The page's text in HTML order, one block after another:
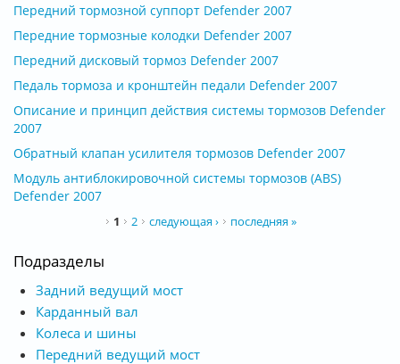
Передний тормозной суппорт Defender 2007
Передние тормозные колодки Defender 2007
Передний дисковый тормоз Defender 2007
Педаль тормоза и кронштейн педали Defender 2007
Описание и принцип действия системы тормозов Defender
2007
Обратный клапан усилителя тормозов Defender 2007
Модуль антиблокировочной системы тормозов (ABS)
Defender 2007
1 2 следующая › последняя »
Подразделы
Задний ведущий мост
Карданный вал
Колеса и шины
Передний ведущий мост